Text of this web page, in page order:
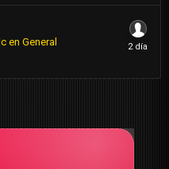
en General